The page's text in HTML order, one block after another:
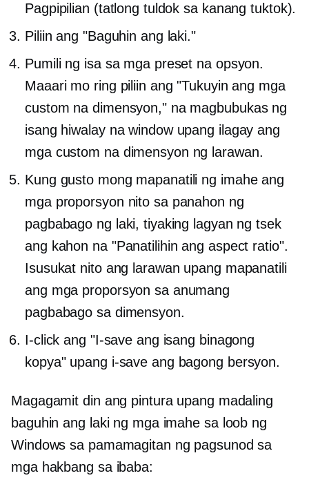
Pagpipilian (tatlong tuldok sa kanang tuktok).
Piliin ang "Baguhin ang laki."
Pumili ng isa sa mga preset na opsyon.
Maaari mo ring piliin ang "Tukuyin ang mga
custom na dimensyon," na magbubukas ng
isang hiwalay na window upang ilagay ang
mga custom na dimensyon ng larawan.
Kung gusto mong mapanatili ng imahe ang
mga proporsyon nito sa panahon ng
pagbabago ng laki, tiyaking lagyan ng tsek
ang kahon na "Panatilihin ang aspect ratio".
Isusukat nito ang larawan upang mapanatili
ang mga proporsyon sa anumang
pagbabago sa dimensyon.
I-click ang "I-save ang isang binagong
kopya" upang i-save ang bagong bersyon.
Magagamit din ang pintura upang madaling
baguhin ang laki ng mga imahe sa loob ng
Windows sa pamamagitan ng pagsunod sa
mga hakbang sa ibaba: